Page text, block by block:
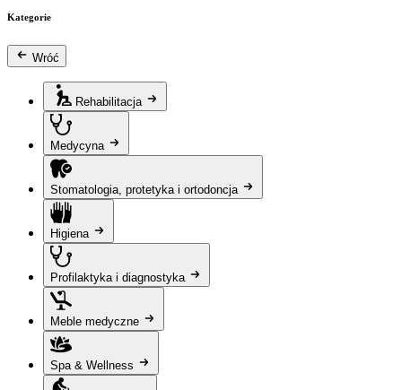
Kategorie
Wróć
Rehabilitacja
Medycyna
Stomatologia, protetyka i ortodoncja
Higiena
Profilaktyka i diagnostyka
Meble medyczne
Spa & Wellness